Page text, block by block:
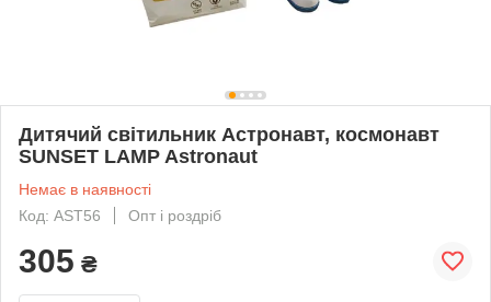
Дитячий світильник Астронавт, космонавт
SUNSET LAMP Astronaut
Немає в наявності
Код: AST56
Опт і роздріб
305 ₴